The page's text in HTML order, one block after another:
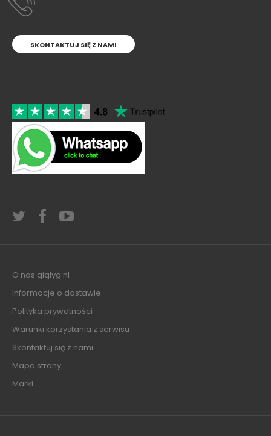
SKONTAKTUJ SIĘ Z NAMI
O nas qiqiyg.nl
Informacje o dostawie
Polityka prywatności
Warunki korzystania z serwisu
Skontaktuj się z nami
Mapa strony
Marki